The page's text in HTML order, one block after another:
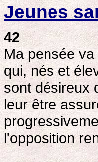
Jeunes
42
Ma pensée
qui, nés et
sont désireux
leur être
l'opposition